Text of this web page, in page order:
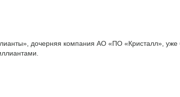
дочерняя компания АО «ПО «Кристалл», уже